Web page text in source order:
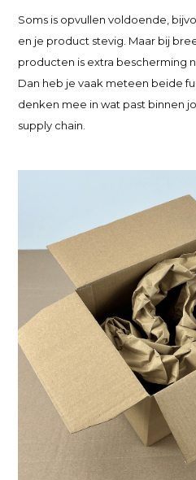
Soms is opvullen voldoende,
en je product stevig. Maar bij
producten is extra bescherming
Dan heb je vaak meteen beide
denken mee in wat past binnen
supply chain.